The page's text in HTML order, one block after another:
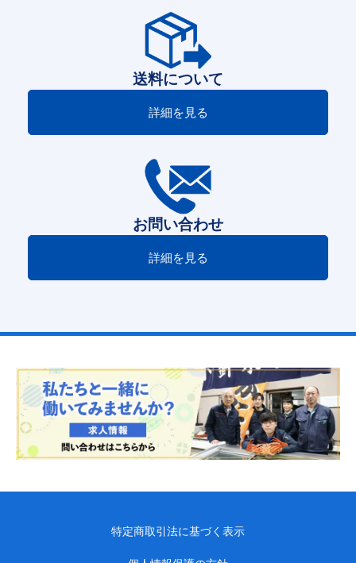
送料について
詳細を見る
お問い合わせ
詳細を見る
特定商取引法に基づく表示